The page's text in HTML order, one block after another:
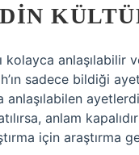
kolayca anlaşılabilir
sadece bildiği
anlaşılabilen
anlam
için araştırma